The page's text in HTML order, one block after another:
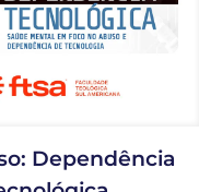
Dependência